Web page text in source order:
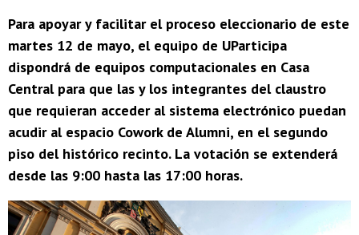
Para apoyar y facilitar el proceso eleccionario de este
martes 12 de mayo, el equipo de UParticipa
dispondrá de equipos computacionales en Casa
Central para que las y los integrantes del claustro
que requieran acceder al sistema electrónico puedan
acudir al espacio Cowork de Alumni, en el segundo
piso del histórico recinto. La votación se extenderá
desde las 9:00 hasta las 17:00 horas.